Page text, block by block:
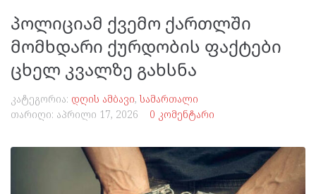
პოლიციამ ქვემო ქართლში
მომხდარი ქურდობის ფაქტები
ცხელ კვალზე გახსნა
კატეგორია: დღის ამბავი, სამართალი
თარიღი: აპრილი 17, 2026 0 კომენტარი